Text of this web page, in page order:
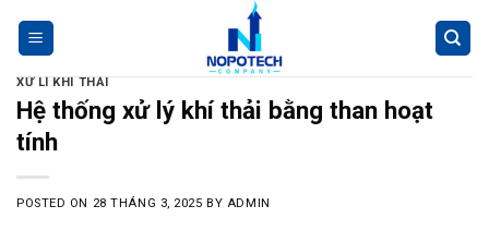
XỬ LÍ KHÍ THẢI
Hệ thống xử lý khí thải bằng than hoạt
tính
POSTED ON 28 THÁNG 3, 2025 BY ADMIN